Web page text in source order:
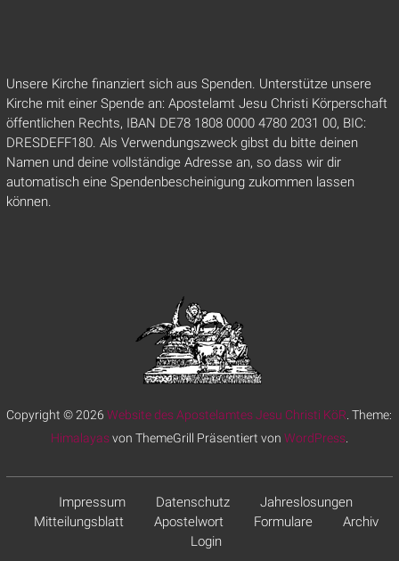
Unsere Kirche finanziert sich aus Spenden. Unterstütze unsere
Kirche mit einer Spende an: Apostelamt Jesu Christi Körperschaft
öffentlichen Rechts, IBAN DE78 1808 0000 4780 2031 00, BIC:
DRESDEFF180. Als Verwendungszweck gibst du bitte deinen
Namen und deine vollständige Adresse an, so dass wir dir
automatisch eine Spendenbescheinigung zukommen lassen
können.
Copyright © 2026Website des Apostelamtes Jesu Christi KöR . Theme:
Himalayasvon ThemeGrill Präsentiert von WordPress.
Impressum Datenschutz
Jahreslosungen
Mitteilungsblatt
Apostelwort Formulare
Archiv
Login